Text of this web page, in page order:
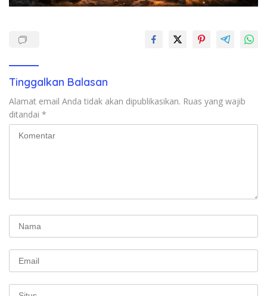
Tinggalkan Balasan
Alamat email Anda tidak akan dipublikasikan. Ruas yang wajib
ditandai *